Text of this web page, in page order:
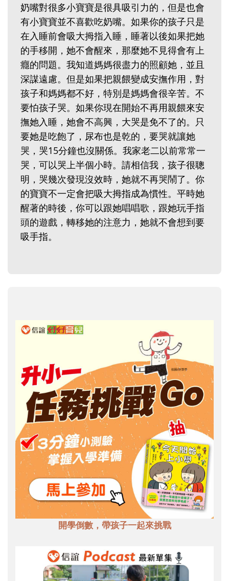
奶嘴對很多小寶寶是很具吸引力的，但是也會
有小寶寶並不喜歡吃奶嘴。如果你的孩子只是
在入睡前會吸大拇指入睡，睡著以後如果把她
的手移開，她不會醒來，那麼她不見得會有上
癮的問題。我知道媽媽很盡力的照顧她，並且
深謀遠慮。但是如果把親餵變成安撫作用，對
孩子和媽媽都不好，特別是媽媽會很辛苦。不
要怕孩子哭。如果你現在開始不再用親餵來安
撫她入睡，她會不高興，大哭是免不了的。只
要她是吃飽了，尿布也是乾的，要哭就讓她
哭，哭15分鐘也沒關係。我家老二以前常常一
哭，可以哭上半個小時。請相信我，孩子很聰
明，哭幾次發現沒效時，她就不再哭鬧了。你
的寶寶不一定會把吸大拇指成為慣性。平時她
醒著的時後，你可以跟她唱唱歌，跟她玩手指
頭的遊戲，轉移她的注意力，她就不會想到要
吸手指。
開學倒數，帶孩子一起來挑戰